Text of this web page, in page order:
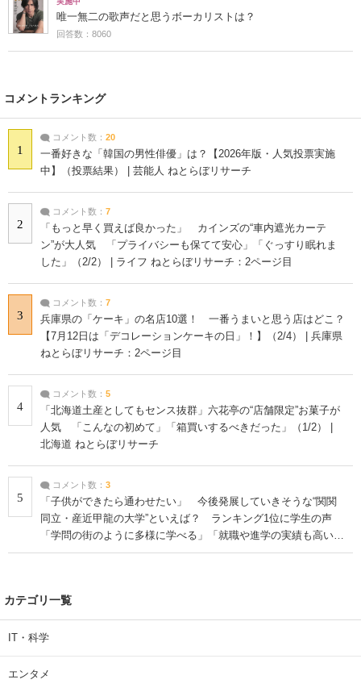
唯一無二の歌声だと思うボーカリストは？
回答数：8060
コメントランキング
1
コメント数： 20
一番好きな「韓国の男性俳優」は？【2026年版・人気投票実施
中】（投票結果） | 芸能人 ねとらぼリサーチ
2
コメント数： 7
「もっと早く買えば良かった」 カインズの“車内遮光カーテ
ン”が大人気 「プライバシーも保てて安心」「ぐっすり眠れま
した」（2/2） | ライフ ねとらぼリサーチ：2ページ目
3
コメント数： 7
兵庫県の「ケーキ」の名店10選！ 一番うまいと思う店はどこ？
【7月12日は「デコレーションケーキの日」！】（2/4） | 兵庫県
ねとらぼリサーチ：2ページ目
4
コメント数： 5
「北海道土産としてもセンス抜群」六花亭の“店舗限定”お菓子が
人気 「こんなの初めて」「箱買いするべきだった」（1/2） |
北海道 ねとらぼリサーチ
5
コメント数： 3
「子供ができたら通わせたい」 今後発展していきそうな“関関
同立・産近甲龍の大学”といえば？ ランキング1位に学生の声
「学問の街のように多様に学べる」「就職や進学の実績も高い」
| 大学 ねとらぼリサーチ
カテゴリ一覧
IT・科学
エンタメ